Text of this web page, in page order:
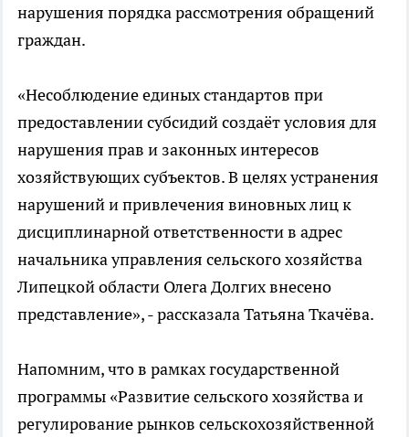
нарушения порядка рассмотрения обращений
граждан.
«Несоблюдение единых стандартов при
предоставлении субсидий создаёт условия для
нарушения прав и законных интересов
хозяйствующих субъектов. В целях устранения
нарушений и привлечения виновных лиц к
дисциплинарной ответственности в адрес
начальника управления сельского хозяйства
Липецкой области Олега Долгих внесено
представление», - рассказала Татьяна Ткачёва.
Напомним, что в рамках государственной
программы «Развитие сельского хозяйства и
регулирование рынков сельскохозяйственной